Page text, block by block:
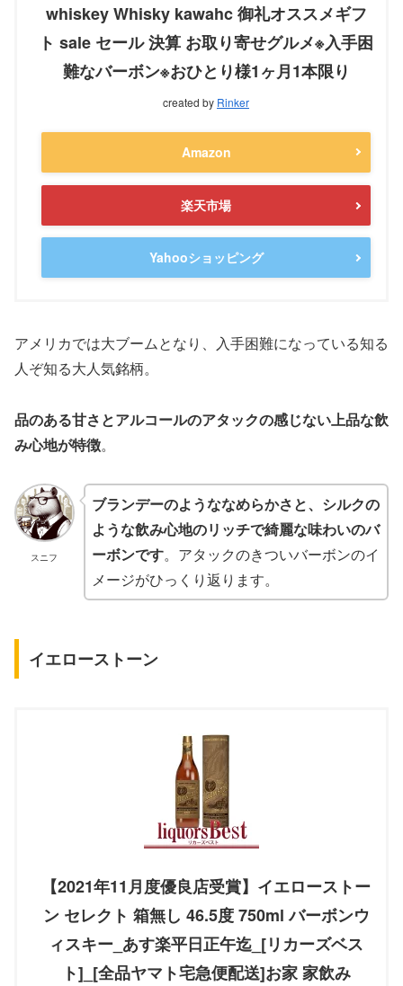
whiskey Whisky kawahc 御礼オススメギフ
ト sale セール 決算 お取り寄せグルメ※入手困
難なバーボン※おひとり様1ヶ月1本限り
created by Rinker
Amazon
楽天市場
Yahooショッピング
アメリカでは大ブームとなり、入手困難になっている知る
人ぞ知る大人気銘柄。
品のある甘さとアルコールのアタックの感じない上品な飲
み心地が特徴。
スニフ
ブランデーのようななめらかさと、シルクの
ような飲み心地のリッチで綺麗な味わいのバ
ーボンです。アタックのきついバーボンのイ
メージがひっくり返ります。
イエローストーン
【2021年11月度優良店受賞】イエローストー
ン セレクト 箱無し 46.5度 750ml バーボンウ
ィスキー_あす楽平日正午迄_[リカーズベス
ト]_[全品ヤマト宅急便配送]お家 家飲み